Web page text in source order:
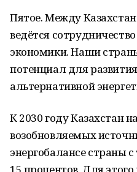
Пятое. Между
ведётся
экономики. Наши
потенциал для
альтернативной
К 2030 году Казахстан
возобновляемых
энергобалансе страны